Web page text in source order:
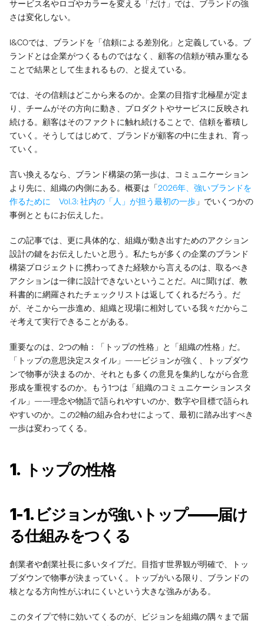
サービス名やロゴやカラーを変える「だけ」では、ブランドの強
さは変化しない。
I&COでは、ブランドを「信頼による差別化」と定義している。ブ
ランドとは企業がつくるものではなく、顧客の信頼が積み重なる
ことで結果として生まれるもの、と捉えている。
では、その信頼はどこから来るのか。企業の目指す北極星が定ま
り、チームがその方向に動き、プロダクトやサービスに反映され
続ける。顧客はそのファクトに触れ続けることで、信頼を蓄積し
ていく。そうしてはじめて、ブランドが顧客の中に生まれ、育っ
ていく。
言い換えるなら、ブランド構築の第一歩は、コミュニケーション
より先に、組織の内側にある。概要は「 2026年、強いブランドを
作るために　Vol.3: 社内の「人」が担う最初の一歩」でいくつかの
事例とともにお伝えした。
この記事では、更に具体的な、組織が動き出すためのアクション
設計の鍵をお伝えしたいと思う。私たちが多くの企業のブランド
構築プロジェクトに携わってきた経験から言えるのは、取るべき
アクションは一律に設計できないということだ。AIに聞けば、教
科書的に網羅されたチェックリストは返してくれるだろう。だ
が、そこから一歩進め、組織と現場に相対している我々だからこ
そ考えて実行できることがある。
重要なのは、2つの軸：「トップの性格」と「組織の性格」だ。
「トップの意思決定スタイル」——ビジョンが強く、トップダウ
ンで物事が決まるのか、それとも多くの意見を集約しながら合意
形成を重視するのか。もう1つは「組織のコミュニケーションスタ
イル」——理念や物語で語られやすいのか、数字や目標で語られ
やすいのか。この2軸の組み合わせによって、最初に踏み出すべき
一歩は変わってくる。
1.  トップの性格
1-1. ビジョンが強いトップ——届け
る仕組みをつくる
創業者や創業社長に多いタイプだ。目指す世界観が明確で、トッ
プダウンで物事が決まっていく。トップがいる限り、ブランドの
核となる方向性がぶれにくいという大きな強みがある。
このタイプで特に効いてくるのが、ビジョンを組織の隅々まで届